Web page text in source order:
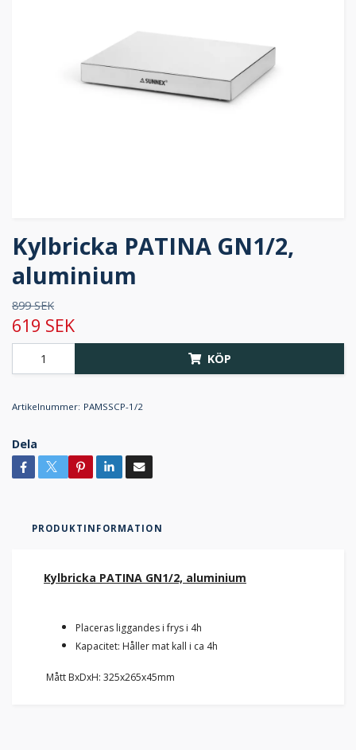
Kylbricka PATINA GN1/2,
aluminium
899 SEK
619 SEK
KÖP
Artikelnummer: PAMSSCP-1/2
Dela
PRODUKTINFORMATION
Kylbricka PATINA GN1/2, aluminium
Placeras liggandes i frys i 4h
Kapacitet: Håller mat kall i ca 4h
Mått BxDxH: 325x265x45mm